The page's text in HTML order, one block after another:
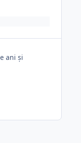
ani și